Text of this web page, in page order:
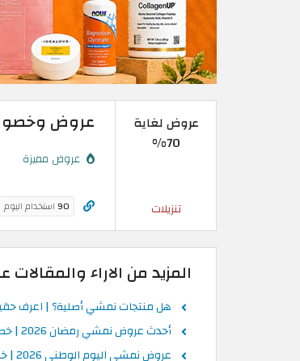
عروض لغاية
70%
تنزيلات
عروض وخصومات نمشي
عروض مميزة
90استخدام اليوم
المزيد من الاراء
هل منتجات نمشي أصلية؟ | اعرف
أحدث عروض نمشي رمضان 2026 | خصومات حقيقية على كل الفئات
عروض نمشي اليوم الوطني 2026 | خصومات حتى 50%